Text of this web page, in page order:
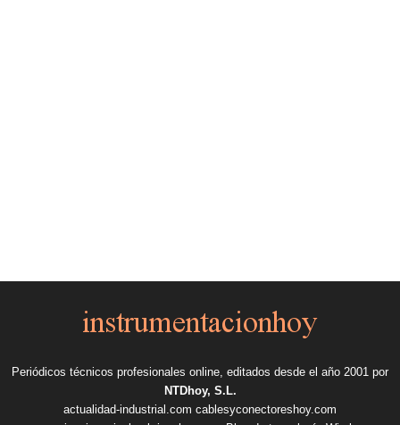
Periódicos técnicos profesionales online, editados desde el año 2001 por
NTDhoy, S.L.
actualidad-industrial.com cablesyconectoreshoy.com